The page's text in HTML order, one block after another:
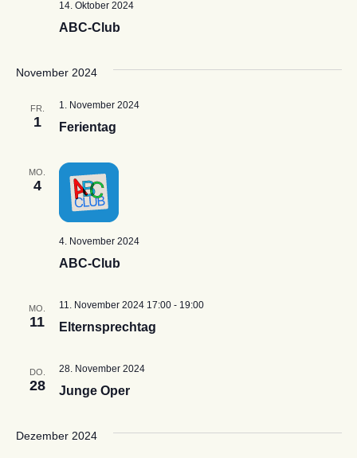
ABC-Club
14. Oktober 2024
November 2024
FR.
1 Ferientag
1. November 2024
MO.
4
ABC-Club
4. November 2024
MO.
11 Elternsprechtag
11. November 2024 17:00- 19:00
DO.
28 Junge Oper
28. November 2024
Dezember 2024